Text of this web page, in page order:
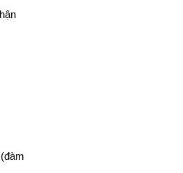
(đàm